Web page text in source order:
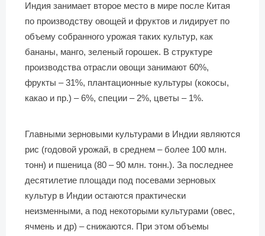
Индия занимает второе место в мире после Китая
по производству овощей и фруктов и лидирует по
объему собранного урожая таких культур, как
бананы, манго, зеленый горошек. В структуре
производства отрасли овощи занимают 60%,
фрукты – 31%, плантационные культуры (кокосы,
какао и пр.) – 6%, специи – 2%, цветы – 1%.
Главными зерновыми культурами в Индии являются
рис (годовой урожай, в среднем – более 100 млн.
тонн) и пшеница (80 – 90 млн. тонн.). За последнее
десятилетие площади под посевами зерновых
культур в Индии остаются практически
неизменными, а под некоторыми культурами (овес,
ячмень и др) – снижаются. При этом объемы